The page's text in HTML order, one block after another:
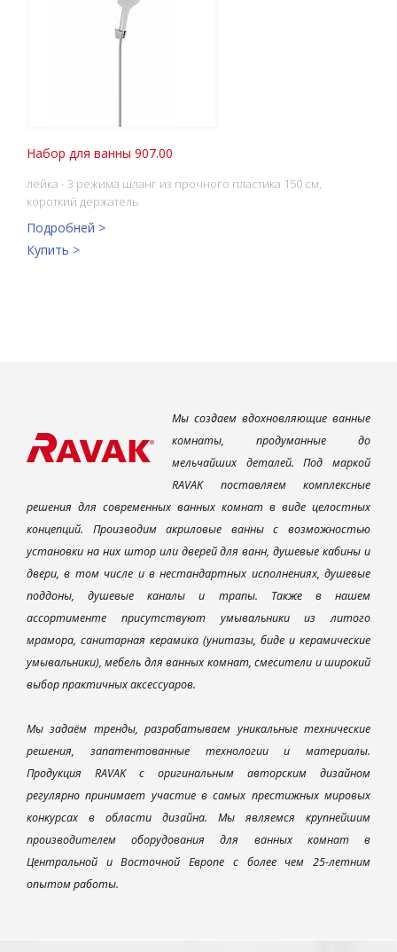
Набор для ванны 907.00
лейка - 3 режима шланг из прочного пластика 150 см,
короткий держатель
Подробней >
Купить >
Мы создаем вдохновляющие ванные
комнаты, продуманные до
мельчайших деталей. Под маркой
RAVAK поставляем комплексные
решения для современных ванных комнат в виде целостных
концепций. Производим акриловые ванны с возможностью
установки на них штор или дверей для ванн, душевые кабины и
двери, в том числе и в нестандартных исполнениях, душевые
поддоны, душевые каналы и трапы. Также в нашем
ассортименте присутствуют умывальники из литого
мрамора, санитарная керамика (унитазы, биде и керамические
умывальники), мебель для ванных комнат, смесители и широкий
выбор практичных аксессуаров.
Мы задаём тренды, разрабатываем уникальные технические
решения, запатентованные технологии и материалы.
Продукция RAVAK с оригинальным авторским дизайном
регулярно принимает участие в самых престижных мировых
конкурсах в области дизайна. Мы являемся крупнейшим
производителем оборудования для ванных комнат в
Центральной и Восточной Европе с более чем 25-летним
опытом работы.